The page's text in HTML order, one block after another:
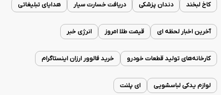
کاخ لبخند دندان پزشکی دریافت خسارت سیار هدایای تبلیغاتی
آخرین اخبار لحظه ای قیمت طلا امروز انرژی خبر
کارخانه‌های تولید قطعات خودرو خرید فالوور ارزان اینستاگرام
لوازم یدکی لباسشویی ای پلنت